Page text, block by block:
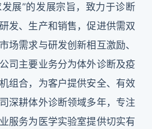
展”的发展宗旨，致力于诊断
发、生产和销售，促进供需双
场需求与研发创新相互激励、
司主要业务分为体外诊断及疫
组合，为客户提供安全、有效
深耕体外诊断领域多年，专注
服务为医学实验室提供切实有